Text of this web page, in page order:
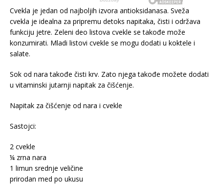
Cvekla je jedan od najboljih izvora antioksidanasa. Sveža
cvekla je idealna za pripremu detoks napitaka, čisti i održava
funkciju jetre. Zeleni deo listova cvekle se takođe može
konzumirati. Mladi listovi cvekle se mogu dodati u koktele i
salate.
Sok od nara takođe čisti krv. Zato njega takođe možete dodati
u vitaminski jutarnji napitak za čišćenje.
Napitak za čišćenje od nara i cvekle
Sastojci:
2 cvekle
¼ zrna nara
1 limun srednje veličine
prirodan med po ukusu